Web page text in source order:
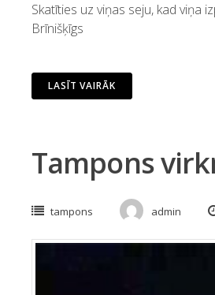
Skatīties uz viņas seju, kad viņa
Brīnišķīgs
LASĪT VAIRĀK
Tampons
tampons admin